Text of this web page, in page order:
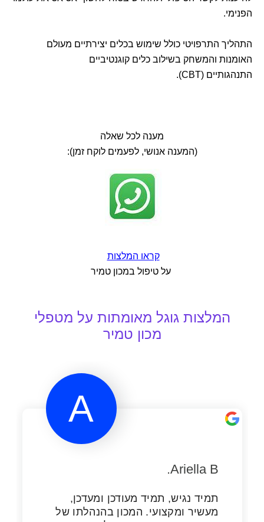
הפנימי.
התהליך התרפויטי כולל שימוש בכלים יצירתיים מעולם
האומנות והמשחק בשילוב כלים קוגנטיביים
התנהגותיים (CBT).
מענה לכל שאלה
(המענה אנושי, לפעמים לוקח זמן):
קראו המלצות
על טיפול במכון טמיר